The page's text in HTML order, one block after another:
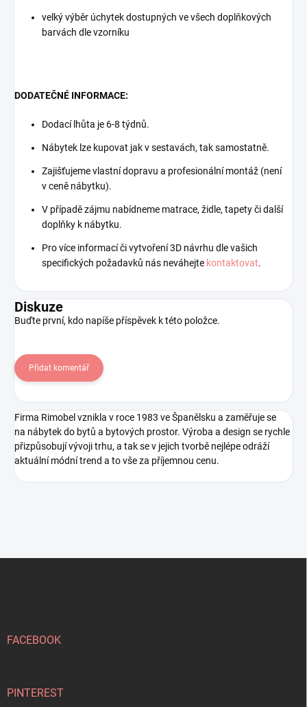
velký výběr úchytek dostupných ve všech doplňkových
barvách dle vzorníku
DODATEČNÉ INFORMACE:
Dodací lhůta je 6-8 týdnů.
Nábytek lze kupovat jak v sestavách, tak samostatně.
Zajišťujeme vlastní dopravu a profesionální montáž (není
v ceně nábytku).
V případě zájmu nabídneme matrace, židle, tapety či další
doplňky k nábytku.
Pro více informací či vytvoření 3D návrhu dle vašich
specifických požadavků nás neváhejte kontaktovat.
Diskuze
Buďte první, kdo napíše příspěvek k této položce.
Přidat komentář
Firma Rimobel vznikla v roce 1983 ve Španělsku a zaměřuje se
na nábytek do bytů a bytových prostor. Výroba a design se rychle
přizpůsobují vývoji trhu, a tak se v jejich tvorbě nejlépe odráží
aktuální módní trend a to vše za příjemnou cenu.
FACEBOOK
PINTEREST